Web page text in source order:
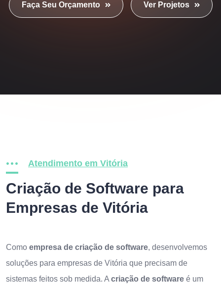
Faça Seu Orçamento Ver Projetos
Atendimento em Vitória
Criação de Software para
Empresas de Vitória
Como empresa de criação de software, desenvolvemos
soluções para empresas de Vitória que precisam de
sistemas feitos sob medida. A criação de software é um